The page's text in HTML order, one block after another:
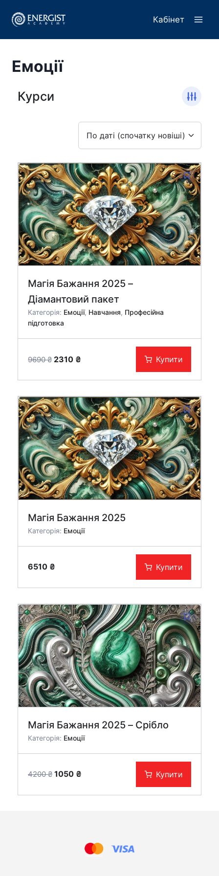
Кабінет
Емоції
Курси
По даті (спочатку новіші)
Магія Бажання 2025 –
Діамантовий пакет
Категорія: Емоції, Навчання, Професійна
підготовка
9690₴ Оригінальна
9690 ₴.
2310 ₴
2310 ₴.
Купити
Магія Бажання 2025
Категорія: Емоції
6510 ₴ Купити
Магія Бажання 2025 – Срібло
Категорія: Емоції
4200₴ Оригінальна
4200 ₴.
1050 ₴
1050 ₴.
Купити